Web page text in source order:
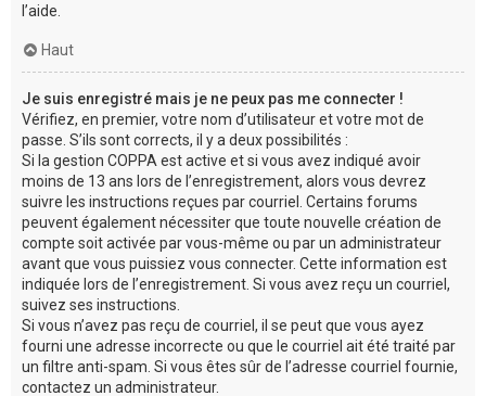
l’aide.
Haut
Je suis enregistré mais je ne peux pas me connecter !
Vérifiez, en premier, votre nom d’utilisateur et votre mot de
passe. S’ils sont corrects, il y a deux possibilités :
Si la gestion COPPA est active et si vous avez indiqué avoir
moins de 13 ans lors de l’enregistrement, alors vous devrez
suivre les instructions reçues par courriel. Certains forums
peuvent également nécessiter que toute nouvelle création de
compte soit activée par vous-même ou par un administrateur
avant que vous puissiez vous connecter. Cette information est
indiquée lors de l’enregistrement. Si vous avez reçu un courriel,
suivez ses instructions.
Si vous n’avez pas reçu de courriel, il se peut que vous ayez
fourni une adresse incorrecte ou que le courriel ait été traité par
un filtre anti-spam. Si vous êtes sûr de l’adresse courriel fournie,
contactez un administrateur.